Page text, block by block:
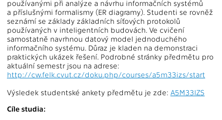
používanými při analýze a návrhu informačních systémů
a příslušnými formalismy (ER diagramy). Studenti se rovněž
seznámí se základy základních síťových protokolů
používaných v inteligentních budovách. Ve cvičení
samostatně navrhnou datový model jednoduchého
informačního systému. Důraz je kladen na demonstraci
praktických ukázek řešení. Podrobné stránky předmětu pro
aktuální semestr jsou na adrese:
http://cw.felk.cvut.cz/doku.php/courses/a5m33izs/start
Výsledek studentské ankety předmětu je zde: A5M33IZS
Cíle studia: